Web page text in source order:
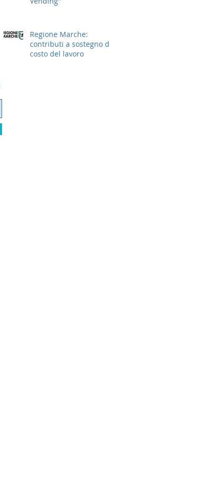
Regione Marche:
contributi a sostegno del
costo del lavoro